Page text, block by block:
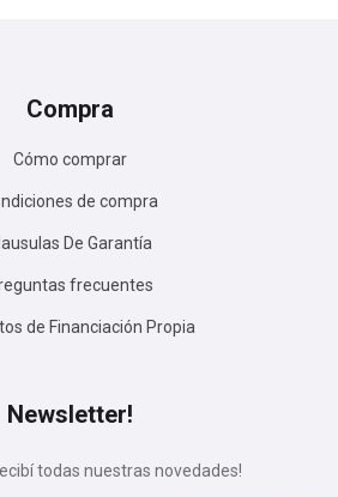
Compra
Cómo comprar
de compra
De Garantía
frecuentes
de Financiación Propia
Newsletter!
todas nuestras novedades!